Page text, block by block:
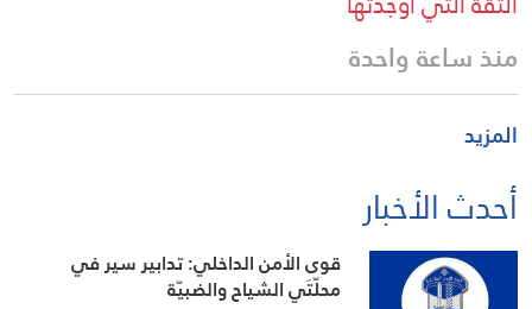
منذ ساعة واحدة
المزيد
أحدث الأخبار
قوى الأمن الداخلي: تدابير سير في
محلّتَي الشياح والضبيّة